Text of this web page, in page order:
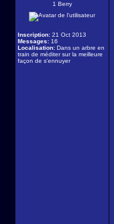
1 Berry
Inscription: 21 Oct 2013
Messages: 16
Localisation: Dans un arbre en
train de méditer sur la meilleure
façon de s'ennuyer